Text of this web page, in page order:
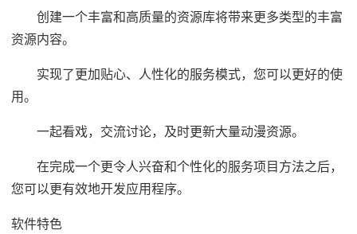
创建一个丰富和高质量的资源库将带来更多类型的丰富
资源内容。
实现了更加贴心、人性化的服务模式，您可以更好的使
用。
一起看戏，交流讨论，及时更新大量动漫资源。
在完成一个更令人兴奋和个性化的服务项目方法之后，
您可以更有效地开发应用程序。
软件特色